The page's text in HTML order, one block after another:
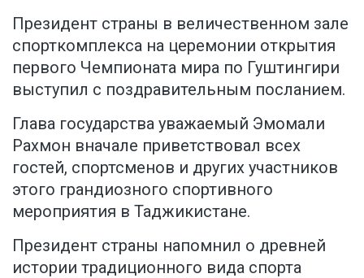
Президент страны в величественном зале
спорткомплекса на церемонии открытия
первого Чемпионата мира по Гуштингири
выступил с поздравительным посланием.
Глава государства уважаемый Эмомали
Рахмон вначале приветствовал всех
гостей, спортсменов и других участников
этого грандиозного спортивного
мероприятия в Таджикистане.
Президент страны напомнил о древней
истории традиционного вида спорта